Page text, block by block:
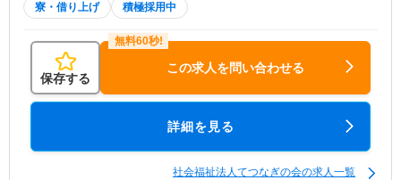
寮・借り上げ 積極採用中
保存する
この求人を問い合わせる
詳細を見る
社会福祉法人てつなぎの会の求人一覧